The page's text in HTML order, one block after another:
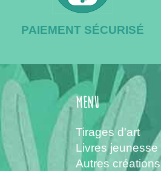
PAIEMENT SÉCURISÉ
menu
Tirages d'art
Livres jeunesse
Autres créations